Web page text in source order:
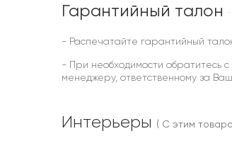
Гарантийный талон
- Распечатайте гарантийный
- При необходимости обратитесь
менеджеру, ответственному за
Интерьеры ( С этим